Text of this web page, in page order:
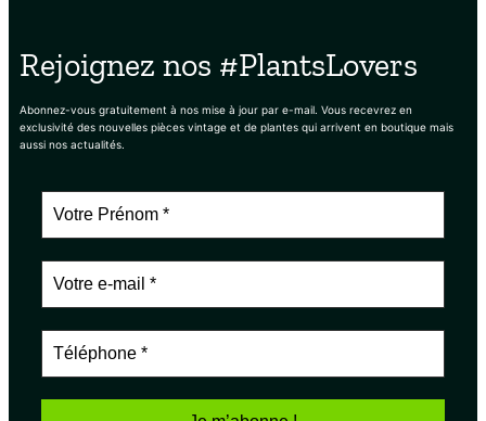
Rejoignez nos #PlantsLovers
Abonnez-vous gratuitement à nos mise à jour par e-mail. Vous recevrez en
exclusivité des nouvelles pièces vintage et de plantes qui arrivent en boutique mais
aussi nos actualités.